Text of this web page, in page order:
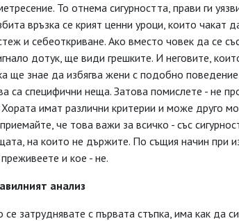
То отнема сигурността, прави ги
връзка се крият ценни уроци, които
и себеоткриване. Ако вместо човек да се
дотук, ще види грешките. И неговите,
ще знае да избягва жени с подобно
са специфични неща. Затова помислете - не
Хората имат различни критерии и може друго
че това важи за всичко - със
на които не държите. По същия начин при
и кое - не.
анализ
се затруднявате с първата стъпка, има как да